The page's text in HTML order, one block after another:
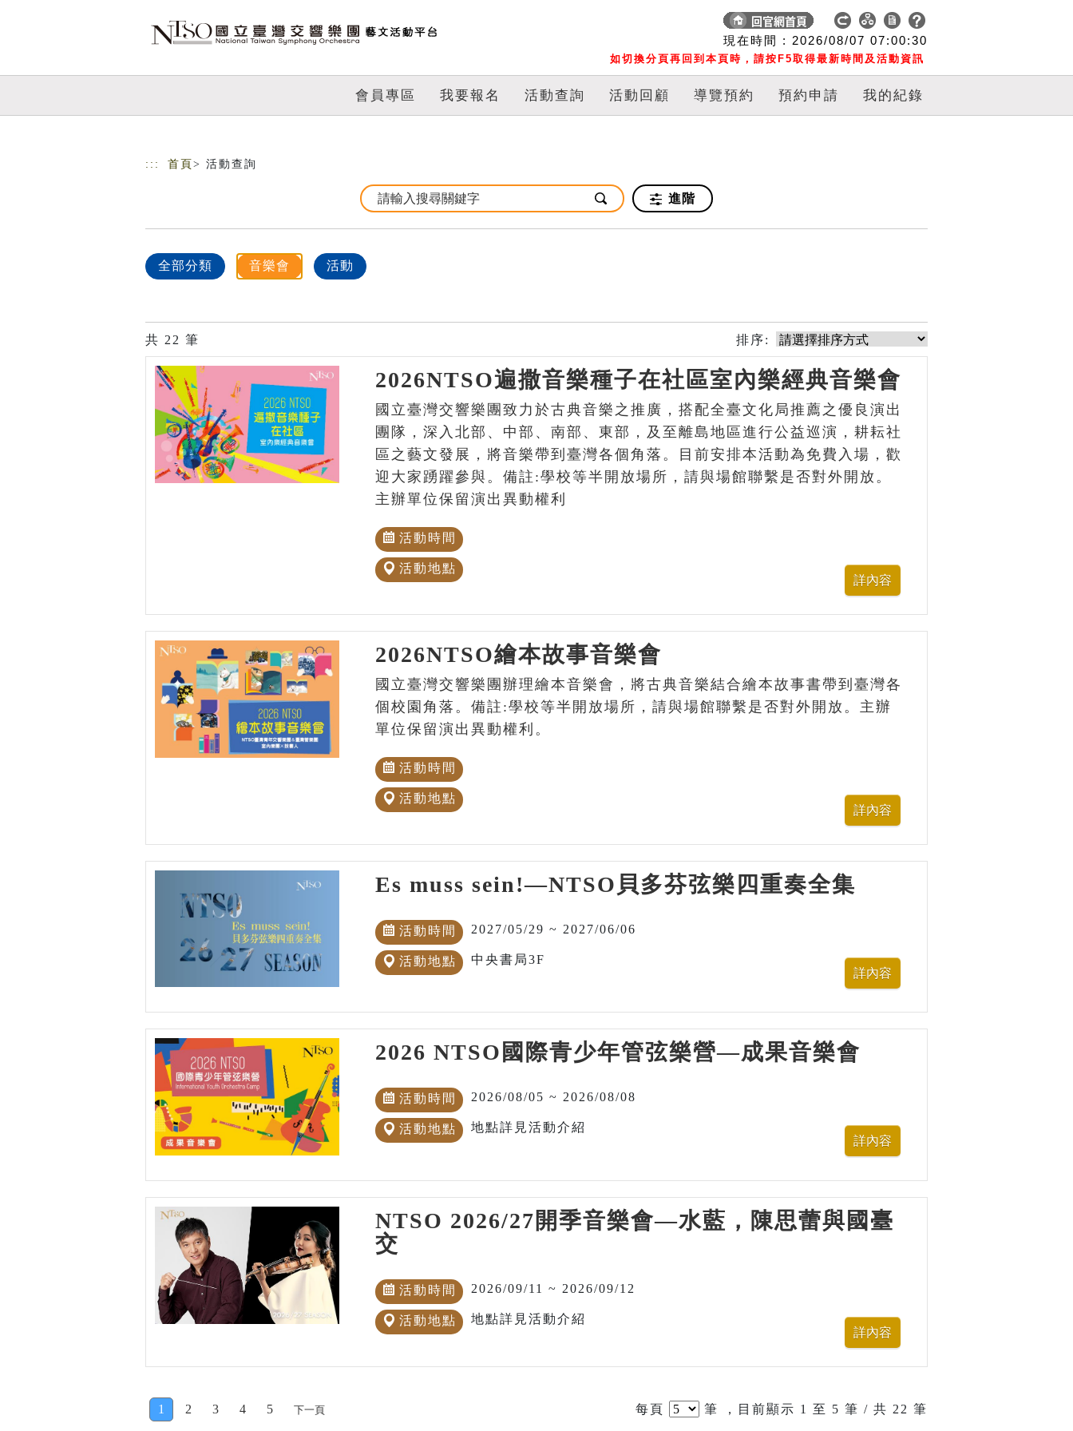
現在時間 : 2026/08/07 07:00:31
如切換分頁再回到本頁時，請按F5取得最新時間及活動資訊
會員專區 我要報名 活動查詢 活動回顧 導覽預約 預約申請 我的紀錄
::: 首頁 > 活動查詢
進階
全部分類 音樂會 活動
共 22 筆 排序:
2026NTSO遍撒音樂種子在社區室內樂經典音樂會
國立臺灣交響樂團致力於古典音樂之推廣，搭配全臺文化局推薦之優良演出
團隊，深入北部、中部、南部、東部，及至離島地區進行公益巡演，耕耘社
區之藝文發展，將音樂帶到臺灣各個角落。目前安排本活動為免費入場，歡
迎大家踴躍參與。備註:學校等半開放場所，請與場館聯繫是否對外開放。
主辦單位保留演出異動權利
活動時間
活動地點
2026NTSO繪本故事音樂會
國立臺灣交響樂團辦理繪本音樂會，將古典音樂結合繪本故事書帶到臺灣各
個校園角落。備註:學校等半開放場所，請與場館聯繫是否對外開放。主辦
單位保留演出異動權利。
活動時間
活動地點
Es muss sein!—NTSO貝多芬弦樂四重奏全集
活動時間 2027/05/29 ~ 2027/06/06
活動地點 中央書局3F
2026 NTSO國際青少年管弦樂營—成果音樂會
活動時間 2026/08/05 ~ 2026/08/08
活動地點 地點詳見活動介紹
NTSO 2026/27開季音樂會—水藍，陳思蕾與國臺
交
活動時間 2026/09/11 ~ 2026/09/12
活動地點 地點詳見活動介紹
1 2 3 4 5 下一頁 每頁 筆 ，目前顯示 1 至 5 筆 / 共 22 筆